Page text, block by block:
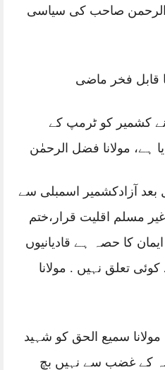
الرحمن صاحب کی سیاسی
قابل فخر ماضی
کشمیر کو ٹرمپ کے
ہے، مولانا فضل الرحمٰن
بعد آزادکشمیر اسمبلی سے
غیر مسلم اقلیت قرار،ختم
کا حصہ ہے قادیانیوں
تعلق نہیں . مولانا
سمیع الحق کو شہید
کے غضب سے نہیں بچ